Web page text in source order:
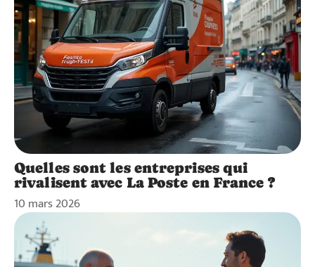
Quelles sont les entreprises qui
rivalisent avec La Poste en France ?
10 mars 2026